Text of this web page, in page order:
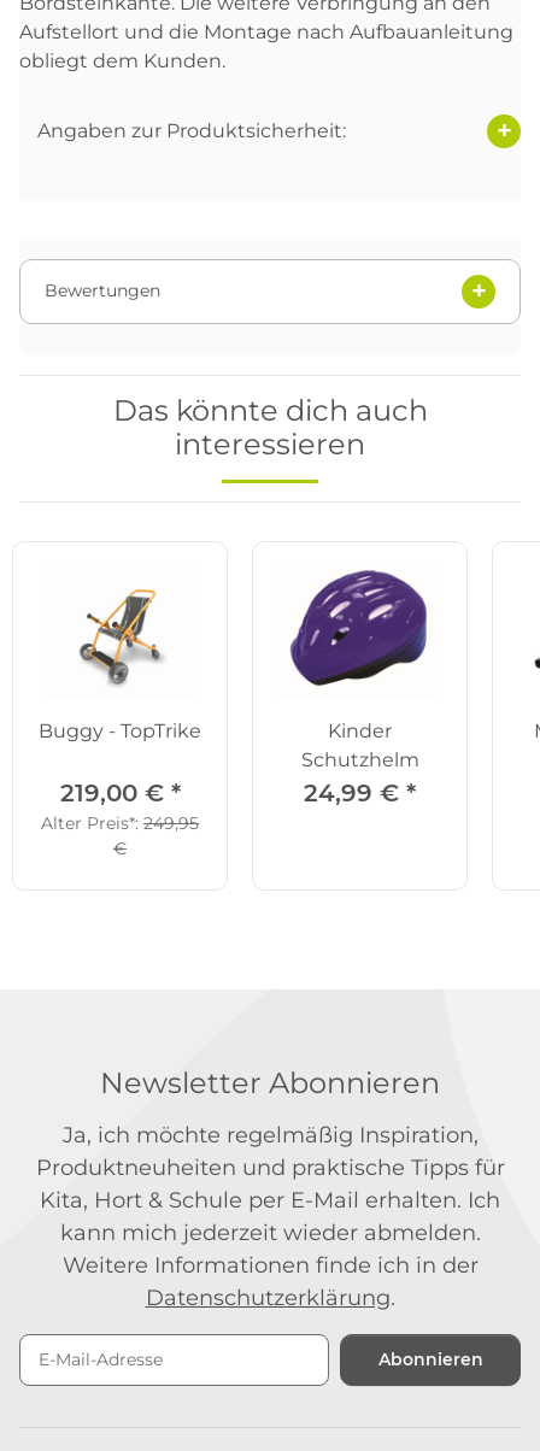
Aufstellort und die Montage nach Aufbauanleitung
obliegt dem Kunden.
Angaben zur Produktsicherheit:
Bewertungen
Das könnte dich auch
interessieren
Buggy - TopTrike
219,00 € *
Alter Preis*: 249,95
€
Kinder
Schutzhelm
24,99 € *
Newsletter Abonnieren
Ja, ich möchte regelmäßig Inspiration,
Produktneuheiten und praktische Tipps für
Kita, Hort & Schule per E-Mail erhalten. Ich
kann mich jederzeit wieder abmelden.
Weitere Informationen finde ich in der
Datenschutzerklärung.
Abonnieren